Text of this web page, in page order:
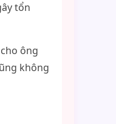
tổn
ông
không